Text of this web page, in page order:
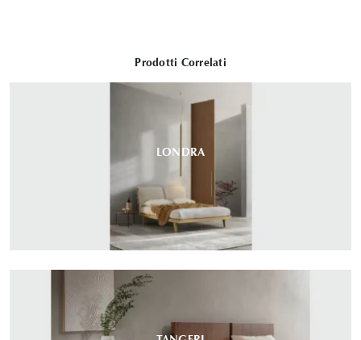
Prodotti Correlati
LONDRA